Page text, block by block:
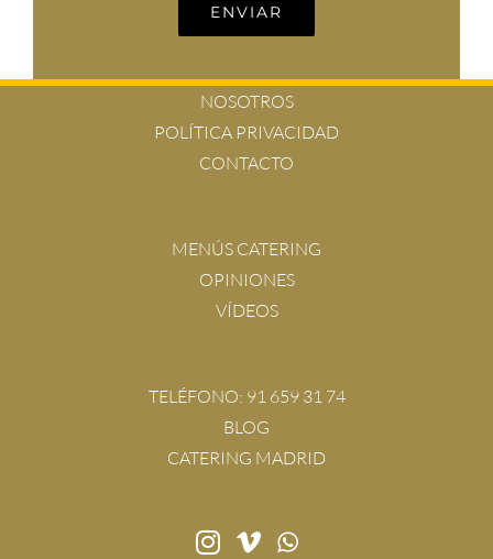
ENVIAR
NOSOTROS
POLÍTICA PRIVACIDAD
CONTACTO
MENÚS CATERING
OPINIONES
VÍDEOS
TELÉFONO: 91 659 31 74
BLOG
CATERING MADRID